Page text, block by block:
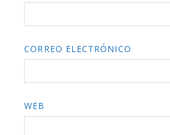
CORREO ELECTRÓNICO
WEB